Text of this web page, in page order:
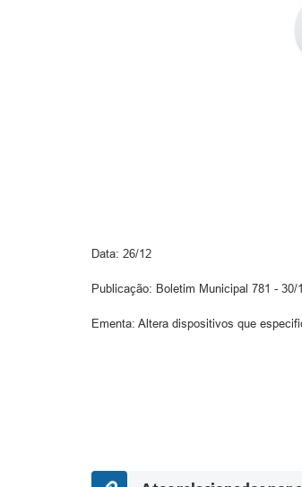
Data: 26/12
Publicação: Boletim Municipal 781 - 30/
Ementa: Altera dispositivos que